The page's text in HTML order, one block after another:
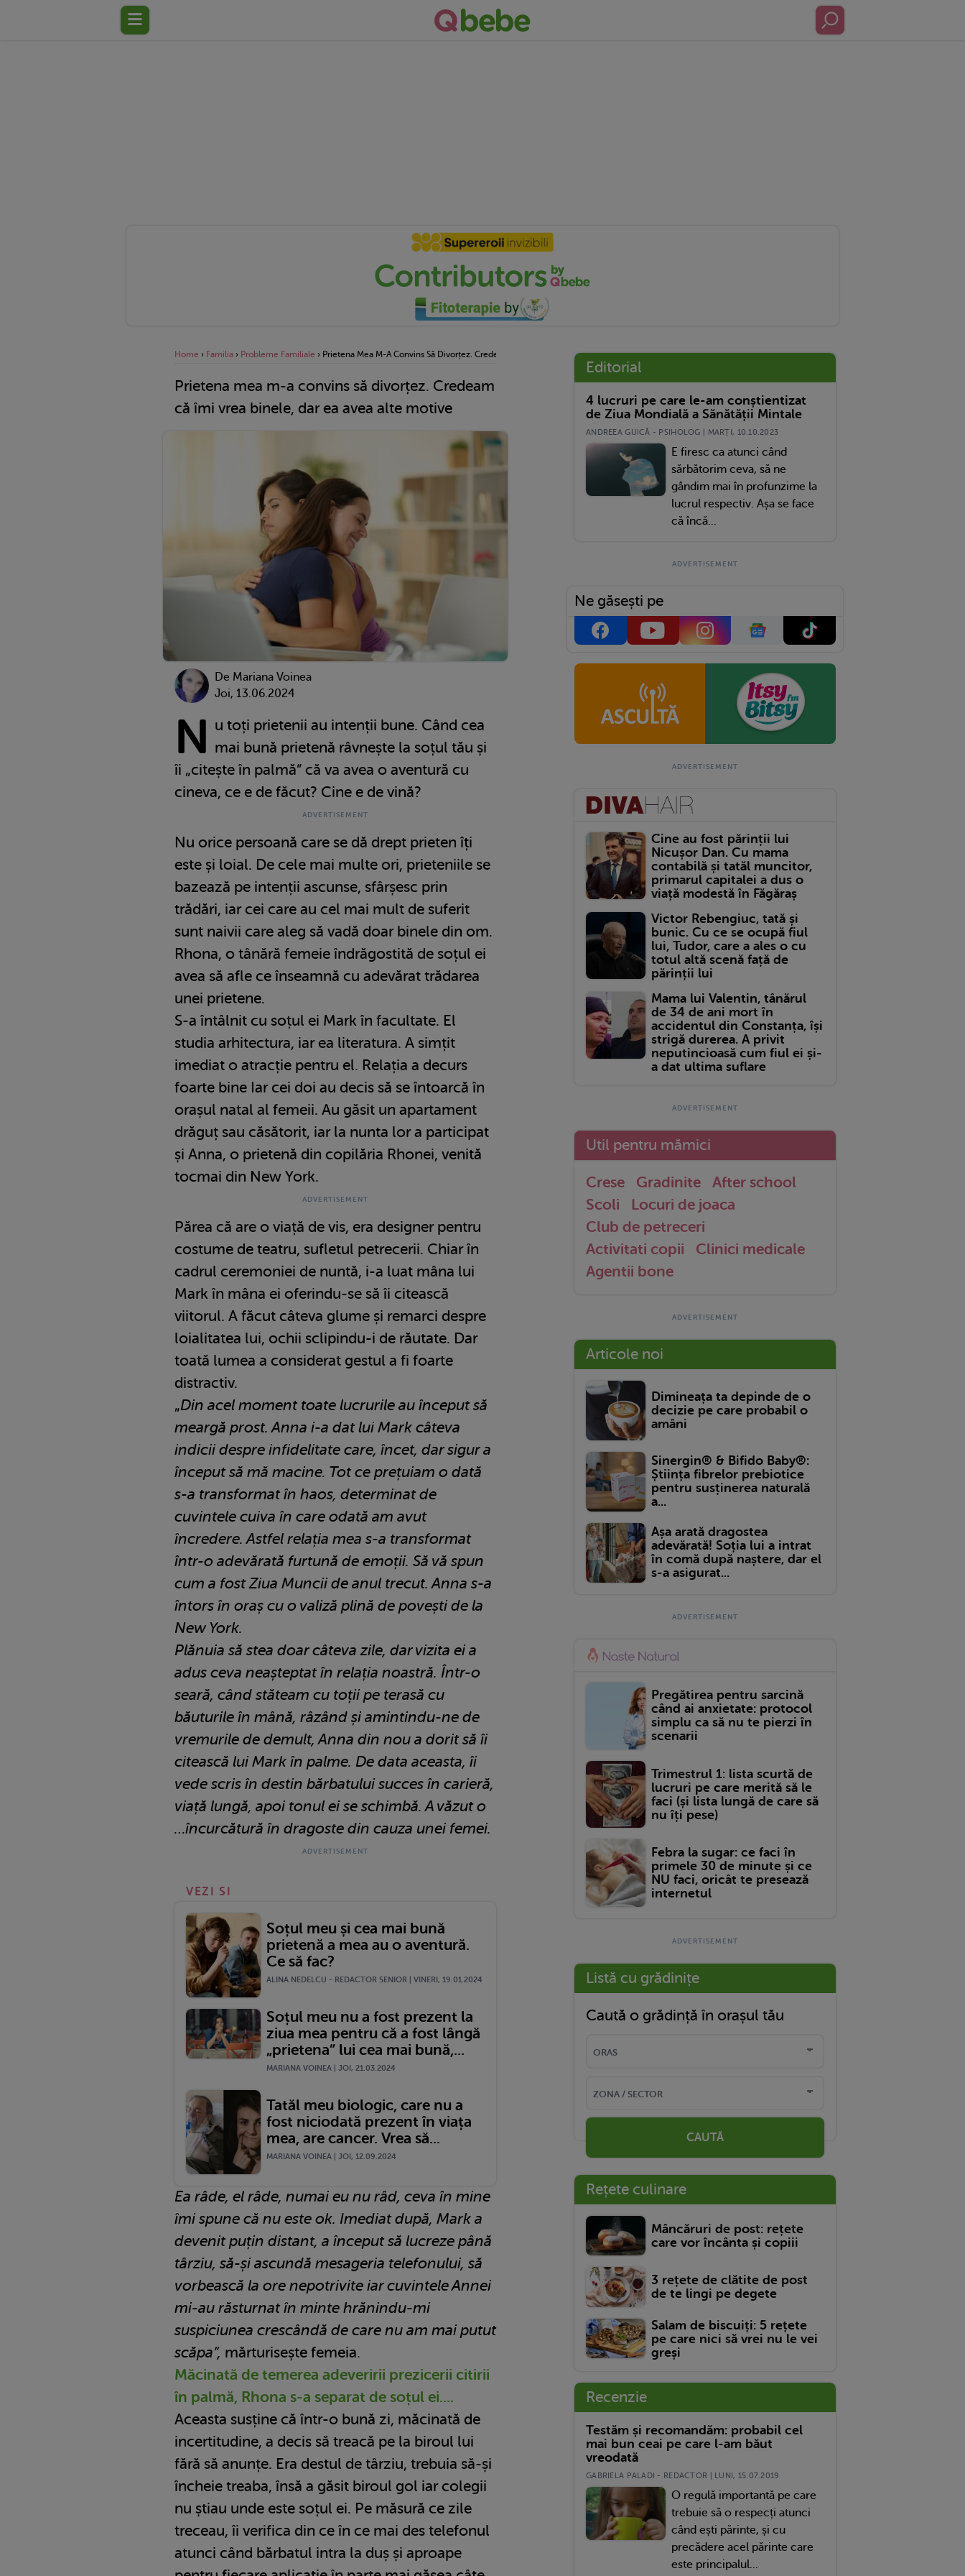
Home › Familia › Probleme Familiale › Prietena Mea M-A Convins Să Divorțez. Credeam Că Îmi Vrea Binele, Dar Ea Avea Alte Motive
Prietena mea m-a convins să divorțez. Credeam
că îmi vrea binele, dar ea avea alte motive
De Mariana Voinea
Joi, 13.06.2024
N u toți prietenii au intenții bune. Când cea
mai bună prietenă râvnește la soțul tău și
îi „citește în palmă” că va avea o aventură cu
cineva, ce e de făcut? Cine e de vină?
Nu orice persoană care se dă drept prieten îți
este și loial. De cele mai multe ori, prieteniile se
bazează pe intenții ascunse, sfârșesc prin
trădări, iar cei care au cel mai mult de suferit
sunt naivii care aleg să vadă doar binele din om.
Rhona, o tânără femeie îndrăgostită de soțul ei
avea să afle ce înseamnă cu adevărat trădarea
unei prietene.
S-a întâlnit cu soțul ei Mark în facultate. El
studia arhitectura, iar ea literatura. A simțit
imediat o atracție pentru el. Relația a decurs
foarte bine Iar cei doi au decis să se întoarcă în
orașul natal al femeii. Au găsit un apartament
drăguț sau căsătorit, iar la nunta lor a participat
și Anna, o prietenă din copilăria Rhonei, venită
tocmai din New York.
Părea că are o viață de vis, era designer pentru
costume de teatru, sufletul petrecerii. Chiar în
cadrul ceremoniei de nuntă, i-a luat mâna lui
Mark în mâna ei oferindu-se să îi citească
viitorul. A făcut câteva glume și remarci despre
loialitatea lui, ochii sclipindu-i de răutate. Dar
toată lumea a considerat gestul a fi foarte
distractiv.
„Din acel moment toate lucrurile au început să
meargă prost. Anna i-a dat lui Mark câteva
indicii despre infidelitate care, încet, dar sigur a
început să mă macine. Tot ce prețuiam o dată
s-a transformat în haos, determinat de
cuvintele cuiva în care odată am avut
încredere. Astfel relația mea s-a transformat
într-o adevărată furtună de emoții. Să vă spun
cum a fost Ziua Muncii de anul trecut. Anna s-a
întors în oraș cu o valiză plină de povești de la
New York.
Plănuia să stea doar câteva zile, dar vizita ei a
adus ceva neașteptat în relația noastră. Într-o
seară, când stăteam cu toții pe terasă cu
băuturile în mână, râzând și amintindu-ne de
vremurile de demult, Anna din nou a dorit să îi
citească lui Mark în palme. De data aceasta, îi
vede scris în destin bărbatului succes în carieră,
viață lungă, apoi tonul ei se schimbă. A văzut o
…încurcătură în dragoste din cauza unei femei.
VEZI SI
Soțul meu și cea mai bună
prietenă a mea au o aventură.
Ce să fac?
ALINA NEDELCU - REDACTOR SENIOR | VINERI, 19.01.2024
Soțul meu nu a fost prezent la
ziua mea pentru că a fost lângă
„prietena” lui cea mai bună,...
MARIANA VOINEA | JOI, 21.03.2024
Tatăl meu biologic, care nu a
fost niciodată prezent în viața
mea, are cancer. Vrea să...
MARIANA VOINEA | JOI, 12.09.2024
Ea râde, el râde, numai eu nu râd, ceva în mine
îmi spune că nu este ok. Imediat după, Mark a
devenit puțin distant, a început să lucreze până
târziu, să-și ascundă mesageria telefonului, să
vorbească la ore nepotrivite iar cuvintele Annei
mi-au răsturnat în minte hrănindu-mi
suspiciunea crescândă de care nu am mai putut
scăpa”, mărturisește femeia.
Măcinată de temerea adeveririi prezicerii citirii
în palmă, Rhona s-a separat de soțul ei....
Aceasta susține că într-o bună zi, măcinată de
incertitudine, a decis să treacă pe la biroul lui
fără să anunțe. Era destul de târziu, trebuia să-și
încheie treaba, însă a găsit biroul gol iar colegii
nu știau unde este soțul ei. Pe măsură ce zile
treceau, îi verifica din ce în ce mai des telefonul
atunci când bărbatul intra la duș și aproape
Editorial
4 lucruri pe care le-am conștientizat
de Ziua Mondială a Sănătății Mintale
ANDREEA GUICĂ - PSIHOLOG | MARŢI, 10.10.2023
E firesc ca atunci când
sărbătorim ceva, să ne
gândim mai în profunzime la
lucrul respectiv. Așa se face
că încă...
Ne găsești pe
Cine au fost părinții lui
Nicușor Dan. Cu mama
contabilă și tatăl muncitor,
primarul capitalei a dus o
viață modestă în Făgăraș
Victor Rebengiuc, tată și
bunic. Cu ce se ocupă fiul
lui, Tudor, care a ales o cu
totul altă scenă față de
părinții lui
Mama lui Valentin, tânărul
de 34 de ani mort în
accidentul din Constanța, își
strigă durerea. A privit
neputincioasă cum fiul ei și-
a dat ultima suflare
Util pentru mămici
Crese Gradinite
After school
Scoli
Locuri de joaca
Club de petreceri
Activitati copii
Clinici medicale
Agentii bone
Articole noi
Dimineața ta depinde de o
decizie pe care probabil o
amâni
Sinergin® & Bifido Baby®:
Știința fibrelor prebiotice
pentru susținerea naturală
a...
Așa arată dragostea
adevărată! Soția lui a intrat
în comă după naștere, dar el
s-a asigurat...
Pregătirea pentru sarcină
când ai anxietate: protocol
simplu ca să nu te pierzi în
scenarii
Trimestrul 1: lista scurtă de
lucruri pe care merită să le
faci (și lista lungă de care să
nu îți pese)
Febra la sugar: ce faci în
primele 30 de minute și ce
NU faci, oricât te presează
internetul
Listă cu grădinițe
Caută o grădință în orașul tău
CAUTĂ
Rețete culinare
Mâncăruri de post: rețete
care vor încânta și copiii
3 rețete de clătite de post
de te lingi pe degete
Salam de biscuiți: 5 rețete
pe care nici să vrei nu le vei
greși
Recenzie
Testăm și recomandăm: probabil cel
mai bun ceai pe care l-am băut
vreodată
GABRIELA PALADI - REDACTOR | LUNI, 15.07.2019
O regulă importantă pe care
trebuie să o respecți atunci
când ești părinte, și cu
precădere acel părinte care
este principalul...